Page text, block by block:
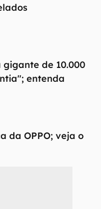
de 10.000
entenda
da OPPO; veja o